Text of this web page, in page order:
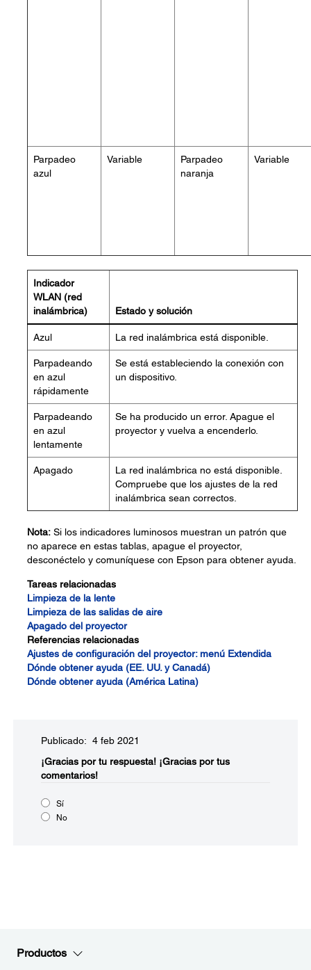
Parpadeo
azul
Variable
Parpadeo
naranja
Variable
Indicador
WLAN (red
inalámbrica)
Estado y solución
Azul La red inalámbrica está disponible.
Parpadeando
en azul
rápidamente
Se está estableciendo la conexión con
un dispositivo.
Parpadeando
en azul
lentamente
Se ha producido un error. Apague el
proyector y vuelva a encenderlo.
Apagado
La red inalámbrica no está disponible.
Compruebe que los ajustes de la red
inalámbrica sean correctos.
Nota: Si los indicadores luminosos muestran un patrón que
no aparece en estas tablas, apague el proyector,
desconéctelo y comuníquese con Epson para obtener ayuda.
Tareas relacionadas
Limpieza de la lente
Limpieza de las salidas de aire
Apagado del proyector
Referencias relacionadas
Ajustes de configuración del proyector: menú Extendida
Dónde obtener ayuda (EE. UU. y Canadá)
Dónde obtener ayuda (América Latina)
Publicado: 4 feb 2021
¡Gracias por tu respuesta! ¡Gracias por tus
comentarios!
Sí
No
Productos